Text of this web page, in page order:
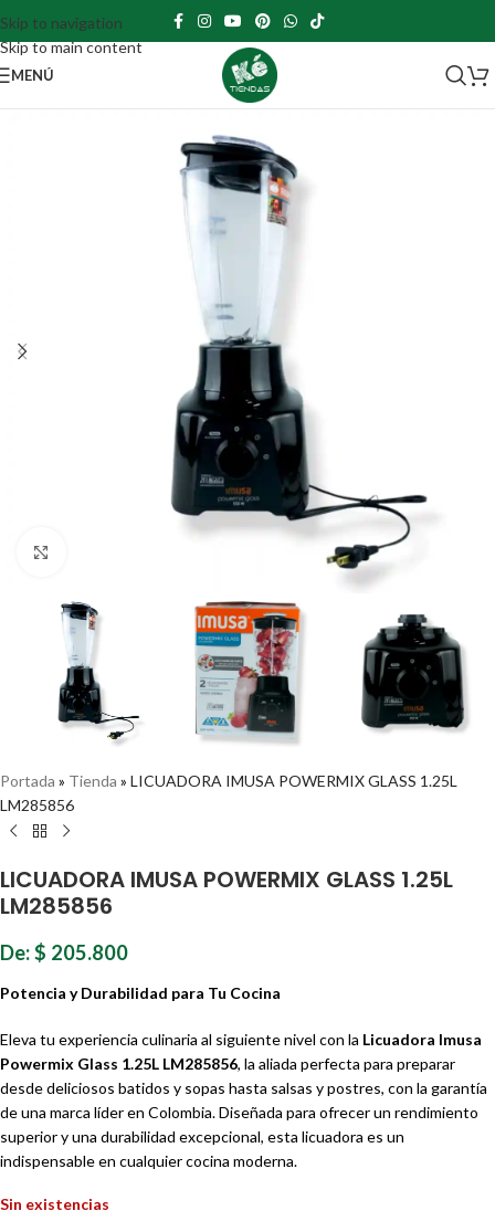
Skip to navigation
Skip to main content
MENÚ
Portada » Tienda » LICUADORA IMUSA POWERMIX GLASS 1.25L
LM285856
LICUADORA IMUSA POWERMIX GLASS 1.25L
LM285856
De:$ 205.800
Potencia y Durabilidad para Tu Cocina
Eleva tu experiencia culinaria al siguiente nivel con la Licuadora Imusa
Powermix Glass 1.25L LM285856, la aliada perfecta para preparar
desde deliciosos batidos y sopas hasta salsas y postres, con la garantía
de una marca líder en Colombia. Diseñada para ofrecer un rendimiento
superior y una durabilidad excepcional, esta licuadora es un
indispensable en cualquier cocina moderna.
Sin existencias